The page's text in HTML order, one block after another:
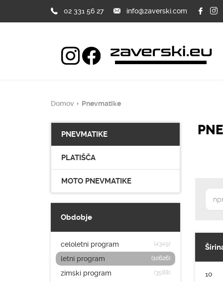
02 331 56 27 info@zaverski.com
Domov Pnevmatike
10
PNEVMATIKE
PLATIŠČA
MOTO PNEVMATIKE
Obdobje
celoletni program (4349)
letni program (10626)
zimski program (3588)